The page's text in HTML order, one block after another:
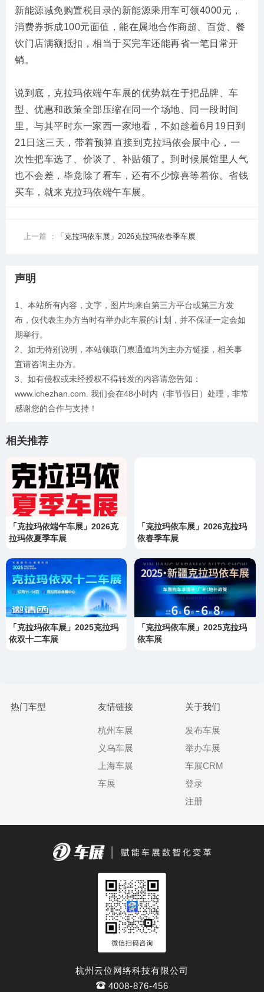
新能源减免购置税目录的新能源乘用车可领4000元，
消费券拆成100元面值，能在属地合作商超、百货、餐
饮门店满额抵扣，相当于买完车还能再省一笔日常开
销。
说到底，克拉玛依端午车展的优势就在于把品牌、车
型、优惠和政策全部压缩在同一个场地、同一段时间
里。与其平时东一家西一家地看，不如趁着6月19日到
21日这三天，带着预算直接到克拉玛依会展中心，一
次性把车选了、价谈了、补贴领了。到时候展馆里人气
也不会差，毕竟除了看车，还有不少惊喜等着你。省钱
买车，就来克拉玛依端午车展。
上一篇 ： 「克拉玛依车展」2026克拉玛依春季车展
声明
1、本站所有内容，文字，图片均来自第三方平台或第三方发
布，仅代表主办方当时有举办此车展的计划，并不保证一定会如
期举行。
2、如无特别说明，本站领取门票通道均为主办方链接，相关事
宜请咨询主办方。
3、如有侵权或未经授权不得转发的内容请您告知：
www.ichezhan.com. 我们会在48小时内（非节假日）处理，非常
感谢您的合作与支持！
相关推荐
「克拉玛依端午车展」2026克
拉玛依夏季车展
「克拉玛依车展」2026克拉玛
依春季车展
「克拉玛依车展」2025克拉玛
依双十二车展
「克拉玛依车展」2025克拉玛
依车展
热门车型 友情链接
杭州车展
义乌车展
上海车展
车展
关于我们
发布车展
举办车展
车展CRM
登录
注册
杭州云位网络科技有限公司
4008-876-456